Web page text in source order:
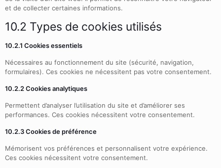
et de collecter certaines informations.
10.2 Types de cookies utilisés
10.2.1 Cookies essentiels
Nécessaires au fonctionnement du site (sécurité, navigation,
formulaires). Ces cookies ne nécessitent pas votre consentement.
10.2.2 Cookies analytiques
Permettent d’analyser l’utilisation du site et d’améliorer ses
performances. Ces cookies nécessitent votre consentement.
10.2.3 Cookies de préférence
Mémorisent vos préférences et personnalisent votre expérience.
Ces cookies nécessitent votre consentement.